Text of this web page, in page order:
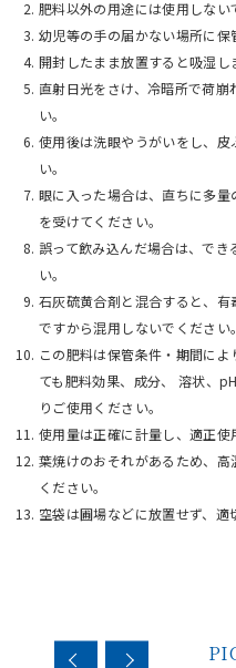
肥料以外の用途には使用しない
幼児等の手の届かない場所に保
開封したまま放置すると吸湿し
直射日光をさけ、冷暗所で荷
い。
使用後は洗眼やうがいをし、
い。
眼に入った場合は、直ちに多
を受けてください。
誤って飲み込んだ場合は、で
い。
石灰硫黄合剤と混合すると、
ですから混用しないでください。
この肥料は保管条件・期間に
ても肥料効果、成分、 溶状、
りご使用ください。
使用量は正確に計量し、適正使
葉焼けのおそれがあるため、
ください。
空袋は圃場などに放置せず、適